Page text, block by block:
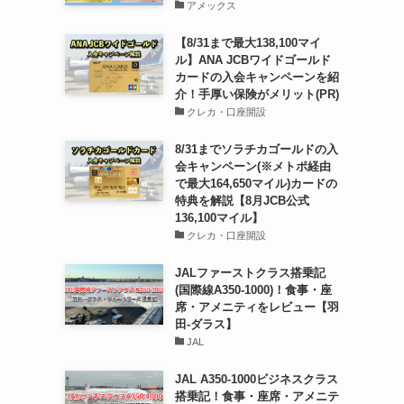
アメックス
【8/31まで最大138,100マイ
ル】ANA JCBワイドゴールド
カードの入会キャンペーンを紹
介！手厚い保険がメリット(PR)
クレカ・口座開設
8/31までソラチカゴールドの入
会キャンペーン(※メトポ経由
で最大164,650マイル)カードの
特典を解説【8月JCB公式
136,100マイル】
クレカ・口座開設
JALファーストクラス搭乗記
(国際線A350-1000)！食事・座
席・アメニティをレビュー【羽
田-ダラス】
JAL
JAL A350-1000ビジネスクラス
搭乗記！食事・座席・アメニテ